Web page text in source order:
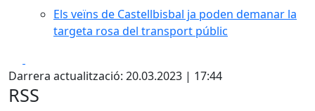
Els veïns de Castellbisbal ja poden demanar la
targeta rosa del transport públic
Darrera actualització: 20.03.2023 | 17:44
RSS